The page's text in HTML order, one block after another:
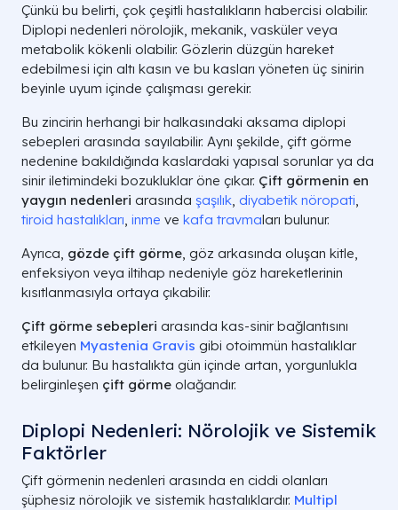
Çünkü bu belirti, çok çeşitli hastalıkların habercisi olabilir.
Diplopi nedenleri nörolojik, mekanik, vasküler veya
metabolik kökenli olabilir. Gözlerin düzgün hareket
edebilmesi için altı kasın ve bu kasları yöneten üç sinirin
beyinle uyum içinde çalışması gerekir.
Bu zincirin herhangi bir halkasındaki aksama diplopi
sebepleri arasında sayılabilir. Aynı şekilde, çift görme
nedenine bakıldığında kaslardaki yapısal sorunlar ya da
sinir iletimindeki bozukluklar öne çıkar. Çift görmenin en
yaygın nedenleri arasında şaşılık, diyabetik nöropati,
tiroid hastalıkları, inme ve kafa travmaları bulunur.
Ayrıca, gözde çift görme, göz arkasında oluşan kitle,
enfeksiyon veya iltihap nedeniyle göz hareketlerinin
kısıtlanmasıyla ortaya çıkabilir.
Çift görme sebepleri arasında kas-sinir bağlantısını
etkileyen Myastenia Gravis gibi otoimmün hastalıklar
da bulunur. Bu hastalıkta gün içinde artan, yorgunlukla
belirginleşen çift görme olağandır.
Diplopi Nedenleri: Nörolojik ve Sistemik
Faktörler
Çift görmenin nedenleri arasında en ciddi olanları
şüphesiz nörolojik ve sistemik hastalıklardır. Multipl